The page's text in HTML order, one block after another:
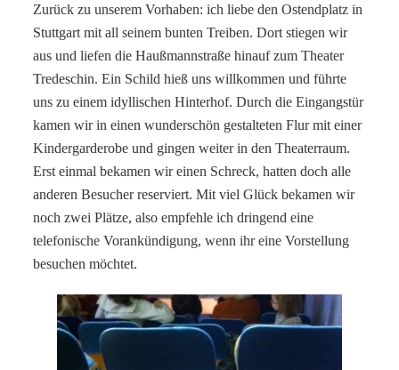
Zurück zu unserem Vorhaben: ich liebe den Ostendplatz in
Stuttgart mit all seinem bunten Treiben. Dort stiegen wir
aus und liefen die Haußmannstraße hinauf zum Theater
Tredeschin. Ein Schild hieß uns willkommen und führte
uns zu einem idyllischen Hinterhof. Durch die Eingangstür
kamen wir in einen wunderschön gestalteten Flur mit einer
Kindergarderobe und gingen weiter in den Theaterraum.
Erst einmal bekamen wir einen Schreck, hatten doch alle
anderen Besucher reserviert. Mit viel Glück bekamen wir
noch zwei Plätze, also empfehle ich dringend eine
telefonische Vorankündigung, wenn ihr eine Vorstellung
besuchen möchtet.